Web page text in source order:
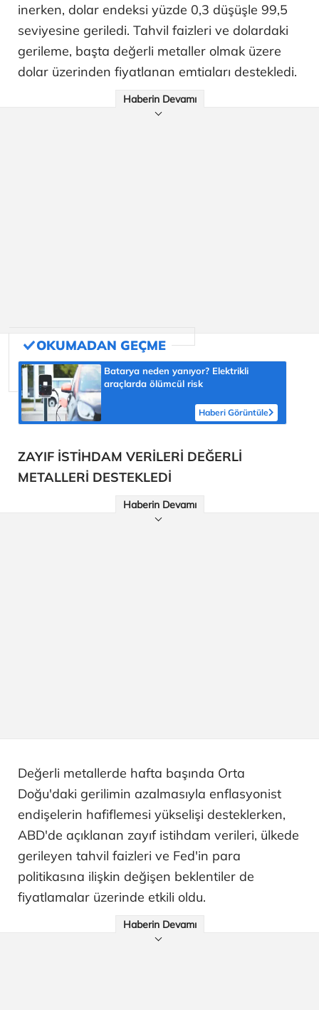
inerken, dolar endeksi yüzde 0,3 düşüşle 99,5
seviyesine geriledi. Tahvil faizleri ve dolardaki
gerileme, başta değerli metaller olmak üzere
dolar üzerinden fiyatlanan emtiaları destekledi.
Haberin Devamı
Batarya neden yanıyor? Elektrikli
araçlarda ölümcül risk
Haberi Görüntüle
ZAYIF İSTİHDAM VERİLERİ DEĞERLİ
METALLERİ DESTEKLEDİ
Haberin Devamı
Değerli metallerde hafta başında Orta
Doğu'daki gerilimin azalmasıyla enflasyonist
endişelerin hafiflemesi yükselişi desteklerken,
ABD'de açıklanan zayıf istihdam verileri, ülkede
gerileyen tahvil faizleri ve Fed'in para
politikasına ilişkin değişen beklentiler de
fiyatlamalar üzerinde etkili oldu.
Haberin Devamı